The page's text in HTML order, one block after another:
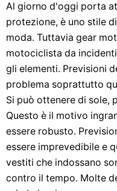
Al giorno d'oggi porta
protezione, è uno stile
moda. Tuttavia gear
motociclista da
gli elementi. Previsioni
problema soprattutto
Si può ottenere di sole,
Questo è il motivo
essere robusto.
essere imprevedibile e
vestiti che indossano
contro il tempo. Molte